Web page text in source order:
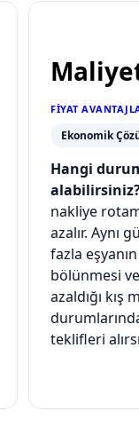
FIYAT
Ekonomik
Hangi
nakliye
azalır. Aynı
fazla
bölünmesi
azaldığı
teklifleri